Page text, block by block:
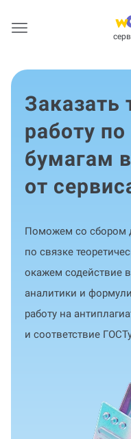
Заказать
работу
бумагам
от
Поможем со сбором
по связке
окажем содействие
аналитики и
работу на
и соответствие